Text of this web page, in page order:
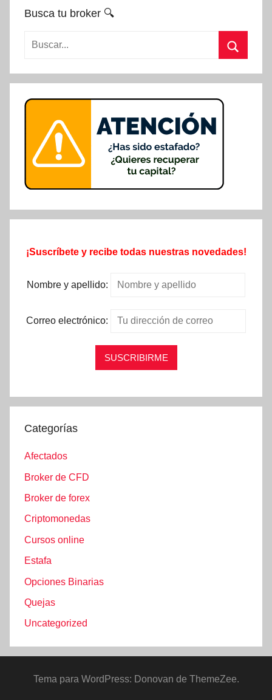
Busca tu broker 🔍
Buscar:
¡Suscríbete y recibe todas nuestras novedades!
Nombre y apellido:
Correo electrónico:
Categorías
Afectados
Broker de CFD
Broker de forex
Criptomonedas
Cursos online
Estafa
Opciones Binarias
Quejas
Uncategorized
Tema para WordPress: Donovan de ThemeZee.